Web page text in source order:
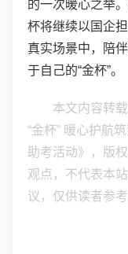
的一次暖心之举
杯将继续以国企
真实场景中，陪
于自己的“金杯”。
本文内容转
“金杯” 暖心护航
助考活动》，版
观点，不代表本
议，仅供读者参考